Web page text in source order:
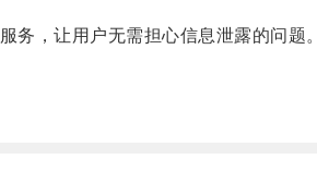
，让用户无需担心信息泄露的问题。